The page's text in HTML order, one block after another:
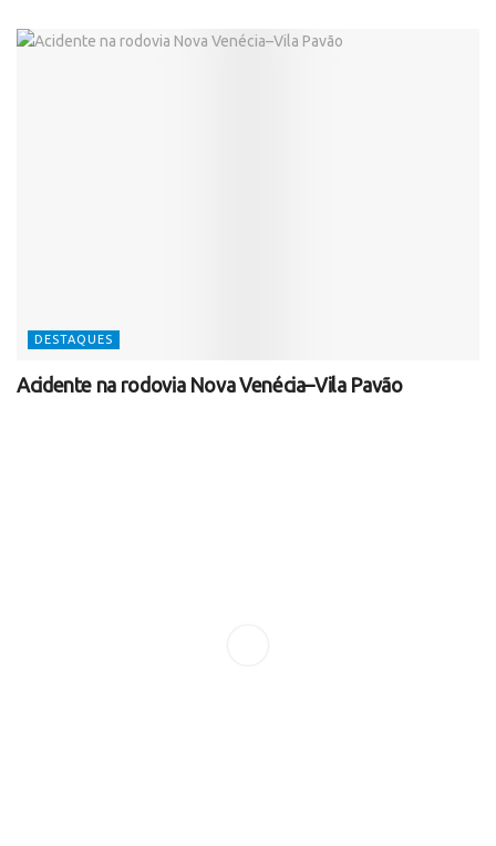
DESTAQUES
Acidente na rodovia Nova Venécia–Vila Pavão